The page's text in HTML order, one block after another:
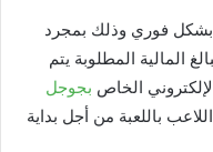
بشكل فوري وذلك بمجرد
المالية المطلوبة يتم
الخاص بجوجل
باللعبة من أجل بداية